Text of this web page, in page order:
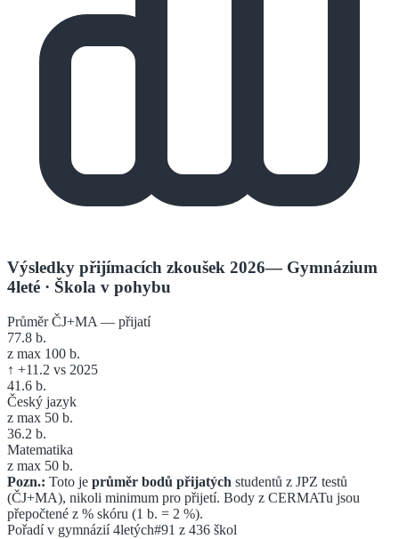
Výsledky přijímacích zkoušek 2026— Gymnázium
4leté · Škola v pohybu
Průměr ČJ+MA — přijatí
77.8 b.
z max 100 b.
↑ +11.2 vs 2025
41.6 b.
Český jazyk
z max 50 b.
36.2 b.
Matematika
z max 50 b.
Pozn.: Toto je průměr bodů přijatých studentů z JPZ testů
(ČJ+MA), nikoli minimum pro přijetí. Body z CERMATu jsou
přepočtené z % skóru (1 b. = 2 %).
Pořadí v gymnázií 4letých#91 z 436 škol